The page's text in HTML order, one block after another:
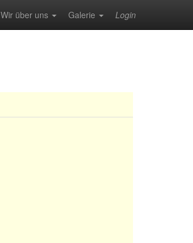
Wir über uns Galerie Login